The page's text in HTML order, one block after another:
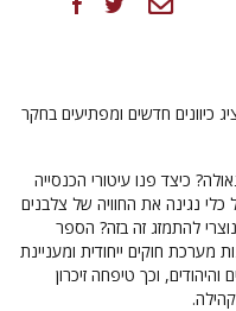
כיוונים חדשים ומפתיעים בחקר
כיצד פנו עיטורי הכנסייה
כלי נגינה את החוויה של צלבנים
נוצרי להתמזג זה בזה? הספר
מערכת חוקים ייחודית ומעניינת
וכך טיפחה זיכרון